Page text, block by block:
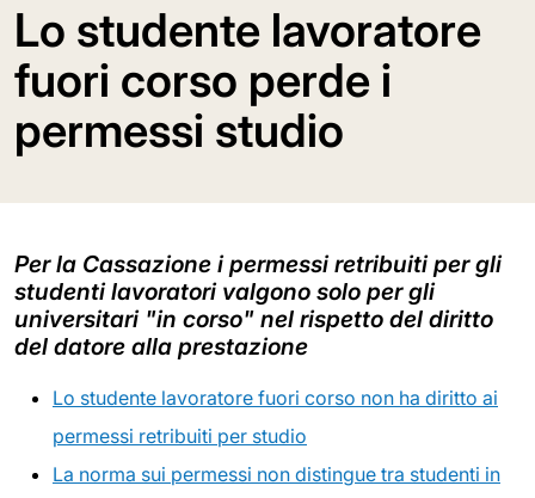
Lo studente lavoratore
fuori corso perde i
permessi studio
Per la Cassazione i permessi retribuiti per gli
studenti lavoratori valgono solo per gli
universitari "in corso" nel rispetto del diritto
del datore alla prestazione
Lo studente lavoratore fuori corso non ha diritto ai
permessi retribuiti per studio
La norma sui permessi non distingue tra studenti in